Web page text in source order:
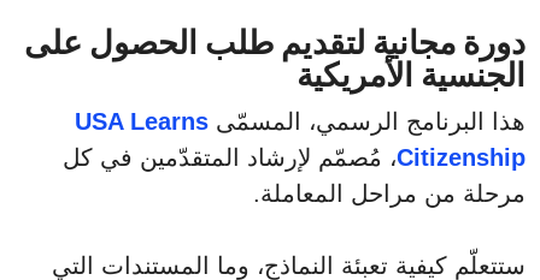
دورة مجانية لتقديم طلب الحصول على
الجنسية الأمريكية
هذا البرنامج الرسمي، المسمّى USA Learns
Citizenship، مُصمّم لإرشاد المتقدّمين في كل
مرحلة من مراحل المعاملة.
ستتعلّم كيفية تعبئة النماذج، وما المستندات التي